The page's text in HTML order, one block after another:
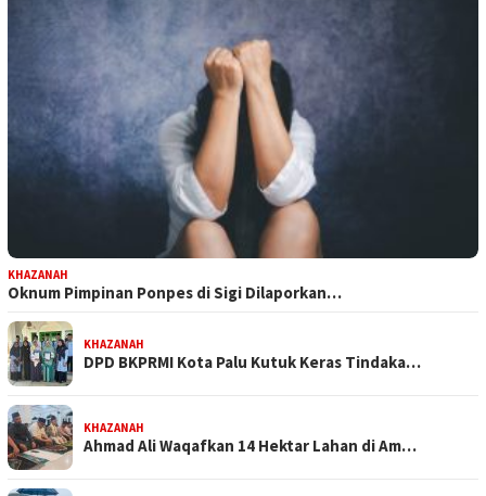
KHAZANAH
Oknum Pimpinan Ponpes di Sigi Dilaporkan…
KHAZANAH
DPD BKPRMI Kota Palu Kutuk Keras Tindaka…
KHAZANAH
Ahmad Ali Waqafkan 14 Hektar Lahan di Am…